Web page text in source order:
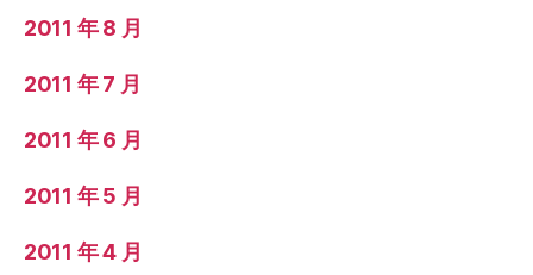
2011 年 8 月
2011 年 7 月
2011 年 6 月
2011 年 5 月
2011 年 4 月